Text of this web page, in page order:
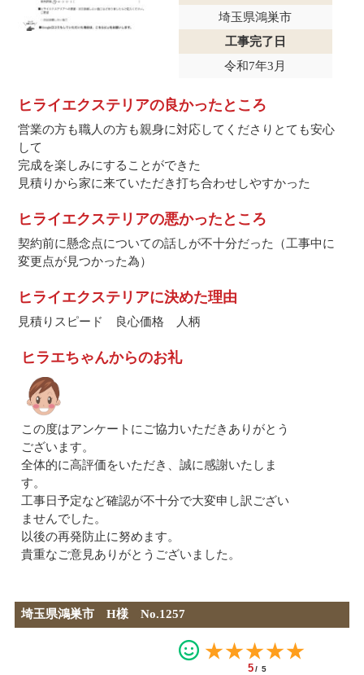
埼玉県鴻巣市
工事完了日
令和7年3月
ヒライエクステリアの良かったところ
営業の方も職人の方も親身に対応してくださりとても安心
して
完成を楽しみにすることができた
見積りから家に来ていただき打ち合わせしやすかった
ヒライエクステリアの悪かったところ
契約前に懸念点についての話しが不十分だった（工事中に
変更点が見つかった為）
ヒライエクステリアに決めた理由
見積りスピード 良心価格 人柄
ヒラエちゃんからのお礼
この度はアンケートにご協力いただきありがとう
ございます。
全体的に高評価をいただき、誠に感謝いたしま
す。
工事日予定など確認が不十分で大変申し訳ござい
ませんでした。
以後の再発防止に努めます。
貴重なご意見ありがとうございました。
埼玉県鴻巣市 H様 No.1257
★★★★★
5/5